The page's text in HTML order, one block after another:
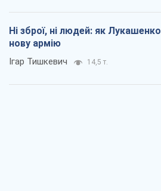
Ні зброї, ні людей: як
нову армію
Ігар Тишкевич 14,5 т.